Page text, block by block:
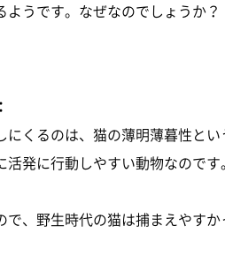
うです。なぜなのでしょうか？
にくるのは、猫の薄明薄暮性と
発に行動しやすい動物なのです。
、野生時代の猫は捕まえやすか